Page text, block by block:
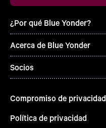
¿Por qué Blue Yonder?
Acerca de Blue Yonder
Socios
Compromiso de privacidad
Política de privacidad